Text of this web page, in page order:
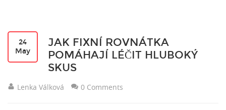
24
May
JAK FIXNÍ ROVNÁTKA
POMÁHAJÍ LÉČIT HLUBOKÝ
SKUS
Lenka Válková 0 Comments